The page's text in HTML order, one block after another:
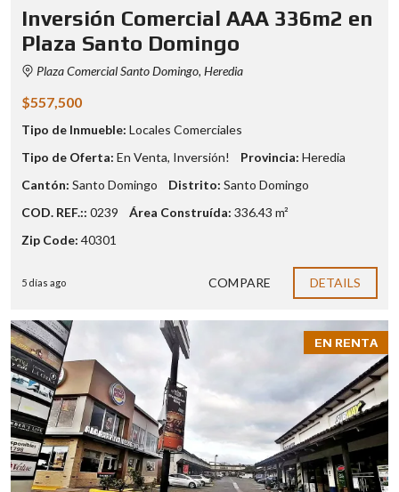
Inversión Comercial AAA 336m2 en
Plaza Santo Domingo
Plaza Comercial Santo Domingo, Heredia
$557,500
Tipo de Inmueble: Locales Comerciales
Tipo de Oferta: En Venta, Inversión! Provincia: Heredia
Cantón: Santo Domingo Distrito: Santo Domingo
COD. REF.:: 0239 Área Construída: 336.43 m²
Zip Code: 40301
5 días ago COMPARE DETAILS
EN RENTA